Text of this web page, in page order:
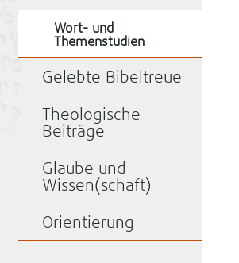
Wort- und
Themenstudien
Gelebte Bibeltreue
Theologische
Beiträge
Glaube und
Wissen(schaft)
Orientierung